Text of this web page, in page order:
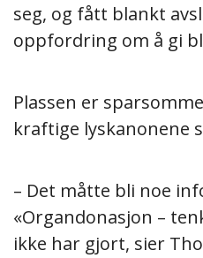
seg, og fått blankt
oppfordring om å gi
Plassen er
kraftige lyskanonene
– Det måtte bli noe
«Organdonasjon –
ikke har gjort, sier